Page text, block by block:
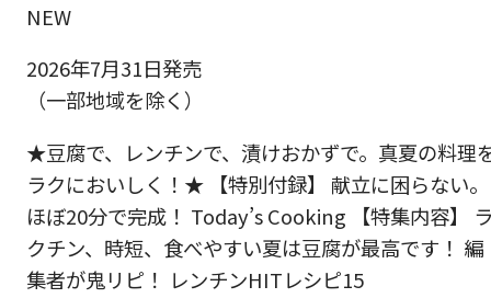
NEW
2026年7月31日発売
（一部地域を除く）
★豆腐で、レンチンで、漬けおかずで。真夏の料理
ラクにおいしく！★ 【特別付録】 献立に困らない。
ほぼ20分で完成！ Today’s Cooking 【特集内容】
クチン、時短、食べやすい夏は豆腐が最高です！ 編
集者が鬼リピ！ レンチンHITレシピ15